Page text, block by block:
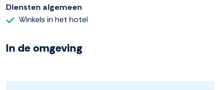
Diensten algemeen
Winkels in het hotel
In de omgeving